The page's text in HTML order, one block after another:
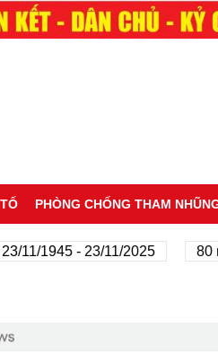
PHÒNG CHỐNG THAM
1945 - 23/11/2025 80 năm